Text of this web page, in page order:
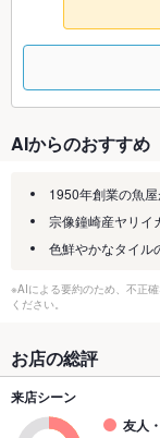
AIからのおすすめ
1950年創業の魚
宗像鐘崎産ヤリイ
色鮮やかなタイル
※AIによる要約のため、不正
ください。
お店の総評
来店シーン
友人